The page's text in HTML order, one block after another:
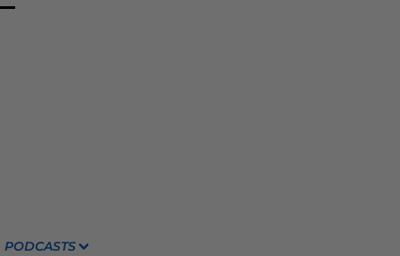
PODCASTS